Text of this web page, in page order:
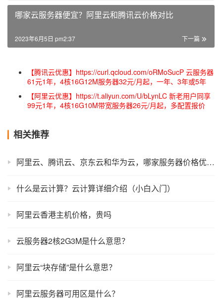
哪家云服务器便宜？阿里云和腾讯云价格对比
下一篇
2023年6月5日 pm2:37
【腾讯云优惠】https://curl.qcloud.com/oRMoSucP 云服务器
61元1年，4核16G12M服务器32元/月起，一年、3年或5年
【阿里云优惠】https://t.aliyun.com/U/bLynLC 新老用户同享
99元1年，4核16G10M带宽服务器26元/月起，多配置报价
相关推荐
阿里云、腾讯云、京东云和华为云，哪家服务器价格优惠？
什么是云计算？云计算详细介绍（小白入门）
阿里云香港主机价格，贵吗
云服务器2核2G3M是什么意思？
阿里云“块存储”是什么意思？
阿里云服务器可用区是什么？